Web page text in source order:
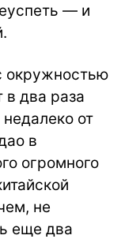
— и
окружностью
в два раза
от
в
огромного
не
еще два